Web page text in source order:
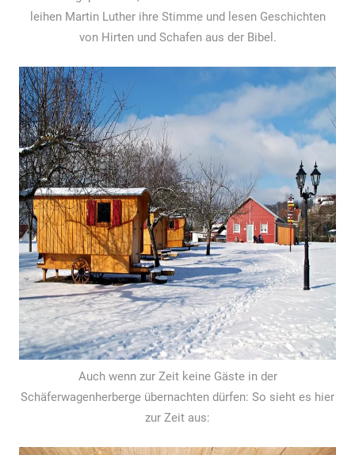
leihen Martin Luther ihre Stimme und lesen Geschichten
von Hirten und Schafen aus der Bibel.
Auch wenn zur Zeit keine Gäste in der
Schäferwagenherberge übernachten dürfen: So sieht es hier
zur Zeit aus: